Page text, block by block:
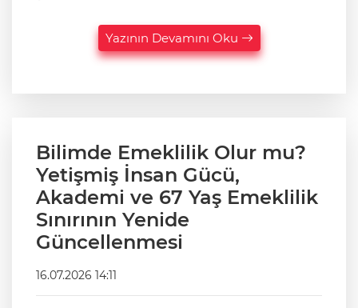
Yazının Devamını Oku
Bilimde Emeklilik Olur mu?
Yetişmiş İnsan Gücü,
Akademi ve 67 Yaş Emeklilik
Sınırının Yenide
Güncellenmesi
16.07.2026 14:11